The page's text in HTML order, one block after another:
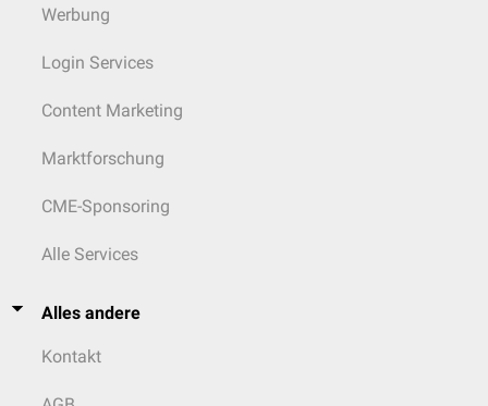
Werbung
Login Services
Content Marketing
Marktforschung
CME-Sponsoring
Alle Services
Alles andere
Kontakt